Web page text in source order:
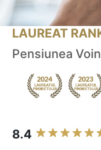
LAUREAT
Pensiunea
8.4